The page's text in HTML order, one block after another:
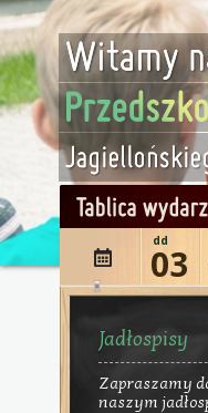
wydażenie
dd
03
Jadłospisy
Zapraszamy
naszym